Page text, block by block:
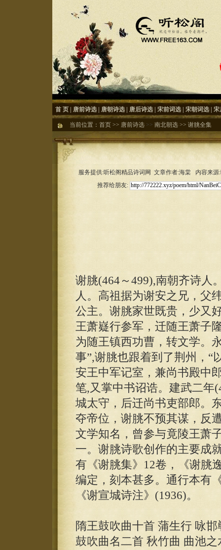
首 页 唐前诗选 唐朝诗选 唐后诗选 宋前词选 宋朝词选 宋
当前位置： 首页 >> 唐前诗选 >> 南北朝选 >> 谢朓全集
服务提供:听松阁精品诗词网 文章作者:海棠 内容来
推荐给朋友:
谢朓(464～499),南朝齐诗人
人。高祖据为谢安之兄，父
公主。谢朓家世既贵，少又
王萧嶷行参军，迁随王萧子
为随王镇西功曹，转文学。
事”,谢朓也跟着到了荆州，“
安王中军记室，兼尚书殿中
笔,又掌中书诏诰。建武二年
城太守，后迁尚书吏部郎。
夺帝位，谢朓不预其谋，反
文学知名，曾参与竟陵王萧
一。谢朓诗歌创作的主要成
有《谢朓集》12卷，《谢朓
编定，刻本甚多。通行本有
《谢宣城诗注》(1936)。
隋王鼓吹曲十首 蒲生行 咏
鼓吹曲名二首 秋竹曲 曲池